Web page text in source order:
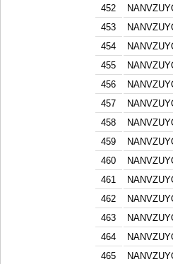
452
453
454
455
456
457
458
459
460
461
462
463
464
465